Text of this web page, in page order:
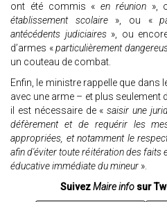
ont été commis « en réunion»,
établissement scolaire », ou «
antécédents judiciaires », ou
d’armes «particulièrement
un couteau de combat.
Enfin, le ministre rappelle que
avec une arme – et plus seulement
il est nécessaire de « saisir une
défèrement et de requérir les
appropriées, et notamment le
afin d'éviter toute réitération des faits
éducative immédiate du mineur ».
SuivezMaire info sur